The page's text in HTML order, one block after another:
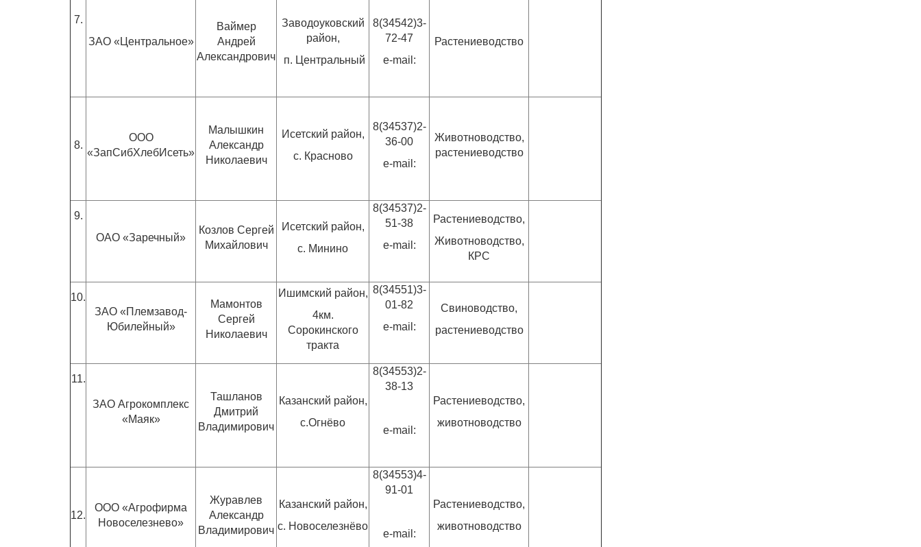
7.
ЗАО «Центральное»
Ваймер
Андрей
Александрович
Заводоуковский
район,
п. Центральный
8(34542)3-
72-47
e-mail:
Растениеводство
8.
ООО
«ЗапСибХлебИсеть»
Малышкин
Александр
Николаевич
Исетский район,
с. Красново
8(34537)2-
36-00
e-mail:
Животноводство,
растениеводство
9.
ОАО «Заречный»
Козлов Сергей
Михайлович
Исетский район,
с. Минино
8(34537)2-
51-38
e-mail:
Растениеводство,
Животноводство,
КРС
10.
ЗАО «Племзавод-
Юбилейный»
Мамонтов
Сергей
Николаевич
Ишимский район,
4км.
Сорокинского
тракта
8(34551)3-
01-82
e-mail:
Свиноводство,
растениеводство
11.
ЗАО Агрокомплекс
«Маяк»
Ташланов
Дмитрий
Владимирович
Казанский район,
с.Огнёво
8(34553)2-
38-13
e-mail:
Растениеводство,
животноводство
12.
ООО «Агрофирма
Новоселезнево»
Журавлев
Александр
Владимирович
Казанский район,
с. Новоселезнёво
8(34553)4-
91-01
e-mail:
Растениеводство,
животноводство